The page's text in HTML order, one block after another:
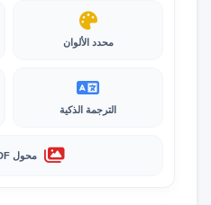
محدد الألوان
الترجمة الذكية
محول PDF إلى صور